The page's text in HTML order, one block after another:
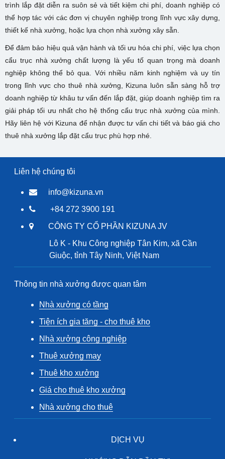
trình lắp đặt diễn ra suôn sẻ và tiết kiệm chi phí, doanh nghiệp có
thể hợp tác với các đơn vị chuyên nghiệp trong lĩnh vực xây dựng,
thiết kế nhà xưởng, hoặc lựa chọn nhà xưởng xây sẵn.
Để đảm bảo hiệu quả vận hành và tối ưu hóa chi phí, việc lựa chọn
cẩu trục nhà xưởng chất lượng là yếu tố quan trọng mà doanh
nghiệp không thể bỏ qua. Với nhiều năm kinh nghiệm và uy tín
trong lĩnh vực cho thuê nhà xưởng, Kizuna luôn sẵn sàng hỗ trợ
doanh nghiệp từ khâu tư vấn đến lắp đặt, giúp doanh nghiệp tìm ra
giải pháp tối ưu nhất cho hệ thống cẩu trục nhà xưởng của mình.
Hãy liên hệ với Kizuna để nhận được tư vấn chi tiết và báo giá cho
thuê nhà xưởng lắp đặt cẩu trục phù hợp nhé.
Liên hệ chúng tôi
info@kizuna.vn
+84 272 3900 191
CÔNG TY CỔ PHẦN KIZUNA JV
Lô K - Khu Công nghiệp Tân Kim, xã Cần
Giuộc, tỉnh Tây Ninh, Việt Nam
Thông tin nhà xưởng được quan tâm
Nhà xưởng có tầng
Tiện ích gia tăng - cho thuê kho
Nhà xưởng công nghiệp
Thuê xưởng may
Thuê kho xưởng
Giá cho thuê kho xưởng
Nhà xưởng cho thuê
DỊCH VỤ